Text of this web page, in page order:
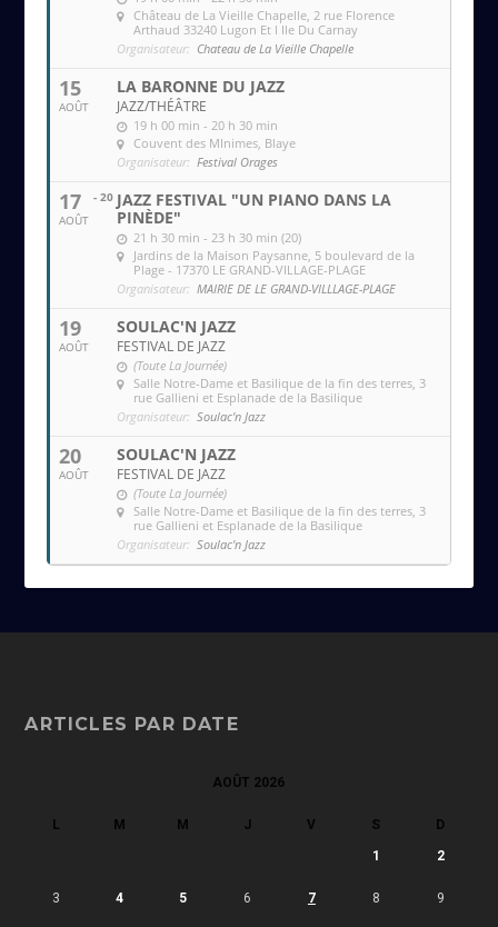
Château de La Vieille Chapelle, 2 rue Florence
Arthaud 33240 Lugon Et l Ile Du Carnay
Organisateur: Chateau de La Vieille Chapelle
15
AOÛT
LA BARONNE DU JAZZ
JAZZ/THÉÂTRE
19 h 00 min - 20 h 30 min
Couvent des MInimes, Blaye
Organisateur: Festival Orages
17
AOÛT
- 20 JAZZ FESTIVAL "UN PIANO DANS LA
PINÈDE"
21 h 30 min - 23 h 30 min (20)
Jardins de la Maison Paysanne, 5 boulevard de la
Plage - 17370 LE GRAND-VILLAGE-PLAGE
Organisateur: MAIRIE DE LE GRAND-VILLLAGE-PLAGE
19
AOÛT
SOULAC'N JAZZ
FESTIVAL DE JAZZ
(Toute La Journée)
Salle Notre-Dame et Basilique de la fin des terres, 3
rue Gallieni et Esplanade de la Basilique
Organisateur: Soulac'n Jazz
20
AOÛT
SOULAC'N JAZZ
FESTIVAL DE JAZZ
(Toute La Journée)
Salle Notre-Dame et Basilique de la fin des terres, 3
rue Gallieni et Esplanade de la Basilique
Organisateur: Soulac'n Jazz
ARTICLES PAR DATE
AOÛT 2026
L M M J V S D
1 2
3 4 5 6 7 8 9